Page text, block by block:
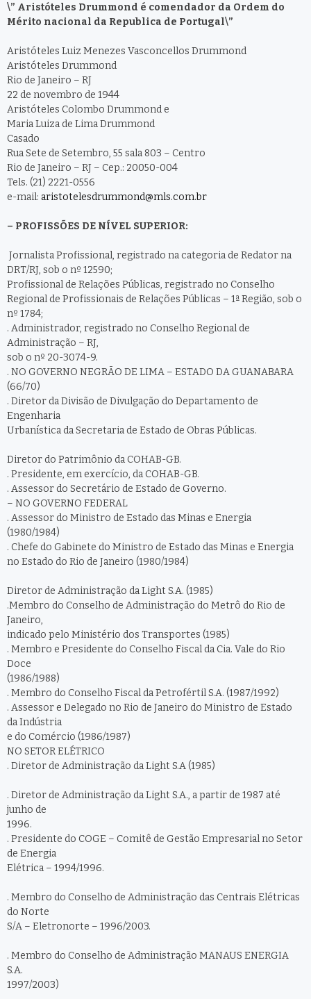
\” Aristóteles Drummond é comendador da Ordem do
Mérito nacional da Republica de Portugal\”
Aristóteles Luiz Menezes Vasconcellos Drummond
Aristóteles Drummond
Rio de Janeiro – RJ
22 de novembro de 1944
Aristóteles Colombo Drummond e
Maria Luiza de Lima Drummond
Casado
Rua Sete de Setembro, 55 sala 803 – Centro
Rio de Janeiro – RJ – Cep.: 20050-004
Tels. (21) 2221-0556
e-mail: aristotelesdrummond@mls.com.br
– PROFISSÕES DE NÍVEL SUPERIOR:
Jornalista Profissional, registrado na categoria de Redator na
DRT/RJ, sob o nº 12590;
Profissional de Relações Públicas, registrado no Conselho
Regional de Profissionais de Relações Públicas – 1ª Região, sob o
nº 1784;
. Administrador, registrado no Conselho Regional de
Administração – RJ,
sob o nº 20-3074-9.
. NO GOVERNO NEGRÃO DE LIMA – ESTADO DA GUANABARA
(66/70)
. Diretor da Divisão de Divulgação do Departamento de
Engenharia
Urbanística da Secretaria de Estado de Obras Públicas.
Diretor do Patrimônio da COHAB-GB.
. Presidente, em exercício, da COHAB-GB.
. Assessor do Secretário de Estado de Governo.
– NO GOVERNO FEDERAL
. Assessor do Ministro de Estado das Minas e Energia
(1980/1984)
. Chefe do Gabinete do Ministro de Estado das Minas e Energia
no Estado do Rio de Janeiro (1980/1984)
Diretor de Administração da Light S.A. (1985)
.Membro do Conselho de Administração do Metrô do Rio de
Janeiro,
indicado pelo Ministério dos Transportes (1985)
. Membro e Presidente do Conselho Fiscal da Cia. Vale do Rio
Doce
(1986/1988)
. Membro do Conselho Fiscal da Petrofértil S.A. (1987/1992)
. Assessor e Delegado no Rio de Janeiro do Ministro de Estado
da Indústria
e do Comércio (1986/1987)
NO SETOR ELÉTRICO
. Diretor de Administração da Light S.A (1985)
. Diretor de Administração da Light S.A., a partir de 1987 até
junho de
1996.
. Presidente do COGE – Comitê de Gestão Empresarial no Setor
de Energia
Elétrica – 1994/1996.
. Membro do Conselho de Administração das Centrais Elétricas
do Norte
S/A – Eletronorte – 1996/2003.
. Membro do Conselho de Administração MANAUS ENERGIA
S.A.
1997/2003)